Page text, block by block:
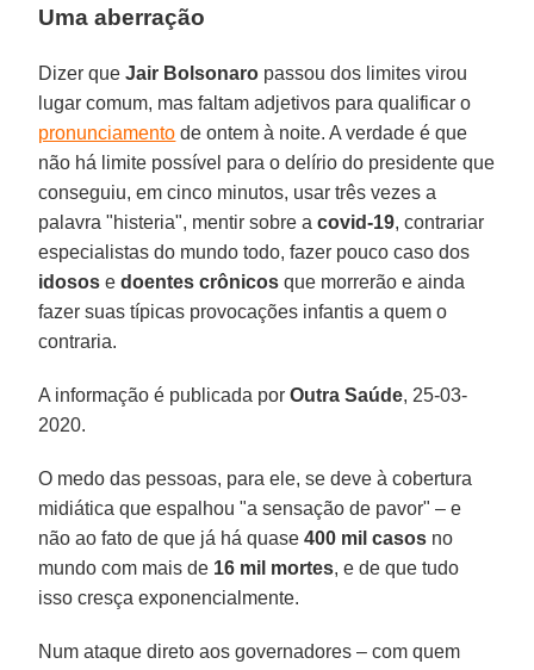
Uma aberração
Dizer queJair Bolsonaro passou dos limites virou
lugar comum, mas faltam adjetivos para qualificar o
pronunciamento de ontem à noite. A verdade é que
não há limite possível para o delírio do presidente que
conseguiu, em cinco minutos, usar três vezes a
palavra "histeria", mentir sobre acovid-19, contrariar
especialistas do mundo todo, fazer pouco caso dos
idosos edoentes crônicos que morrerão e ainda
fazer suas típicas provocações infantis a quem o
contraria.
A informação é publicada porOutra Saúde, 25-03-
2020.
O medo das pessoas, para ele, se deve à cobertura
midiática que espalhou "a sensação de pavor" – e
não ao fato de que já há quase400 mil casos no
mundo com mais de 16 mil mortes, e de que tudo
isso cresça exponencialmente.
Num ataque direto aos governadores – com quem